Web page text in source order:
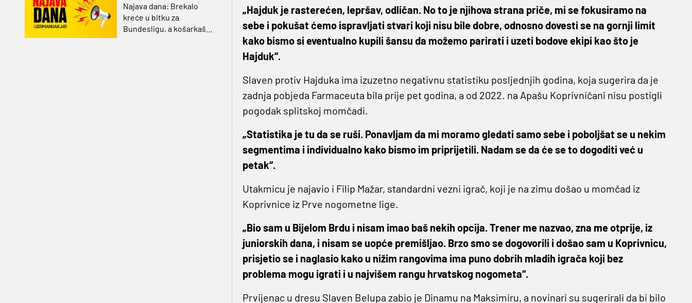
Najava dana: Brekalo
kreće u bitku za
Bundesligu, a košarkaški
„Hajduk je rasterećen, lepršav, odličan. No to je njihova strana priče, mi se fokusiramo na
sebe i pokušat ćemo ispravljati stvari koji nisu bile dobre, odnosno dovesti se na gornji limit
kako bismo si eventualno kupili šansu da možemo parirati i uzeti bodove ekipi kao što je
Hajduk“.
Slaven protiv Hajduka ima izuzetno negativnu statistiku posljednjih godina, koja sugerira da je
zadnja pobjeda Farmaceuta bila prije pet godina, a od 2022. na Apašu Koprivničani nisu postigli
pogodak splitskoj momčadi.
„Statistika je tu da se ruši. Ponavljam da mi moramo gledati samo sebe i poboljšat se u nekim
segmentima i individualno kako bismo im priprijetili. Nadam se da će se to dogoditi već u
petak“.
Utakmicu je najavio i Filip Mažar, standardni vezni igrač, koji je na zimu došao u momčad iz
Koprivnice iz Prve nogometne lige.
„Bio sam u Bijelom Brdu i nisam imao baš nekih opcija. Trener me nazvao, zna me otprije, iz
juniorskih dana, i nisam se uopće premišljao. Brzo smo se dogovorili i došao sam u Koprivnicu,
prisjetio se i naglasio kako u nižim rangovima ima puno dobrih mladih igrača koji bez
problema mogu igrati i u najvišem rangu hrvatskog nogometa“.
Prvijenac u dresu Slaven Belupa zabio je Dinamu na Maksimiru, a novinari su sugerirali da bi bilo